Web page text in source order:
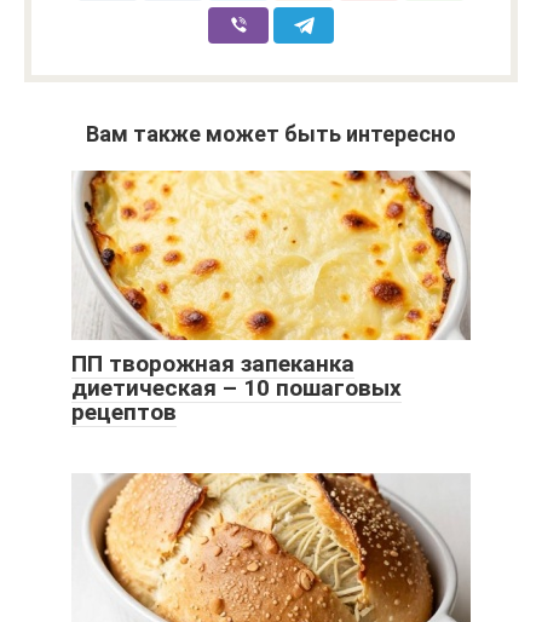
Вам также может быть интересно
ПП творожная запеканка
диетическая – 10 пошаговых
рецептов